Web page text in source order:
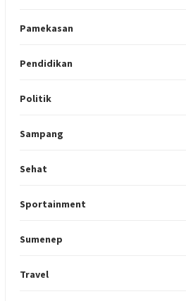
Pamekasan
Pendidikan
Politik
Sampang
Sehat
Sportainment
Sumenep
Travel